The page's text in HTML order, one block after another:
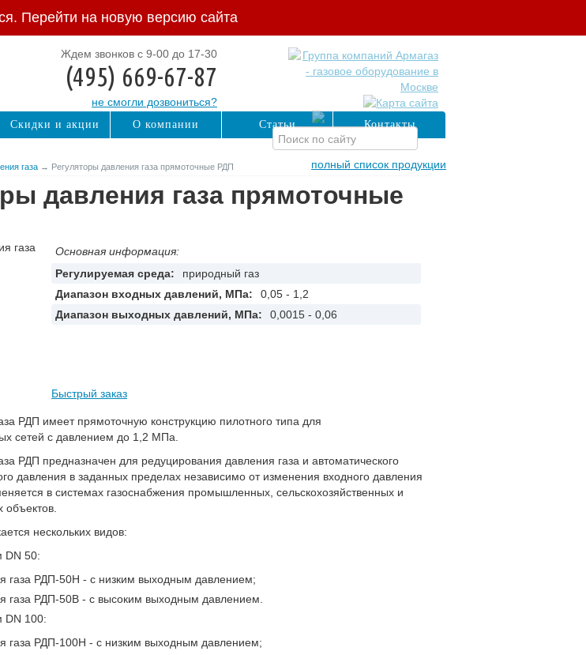
Перейти на новую версию сайта
газа → Регуляторы давления газа прямоточные РДП
давления газа прямоточные
Основная информация:
Регулируемая среда:
природный газ
Диапазон входных давлений, МПа:
0,05 - 1,2
Диапазон выходных давлений, МПа:
0,0015 - 0,06
Быстрый заказ
РДП имеет прямоточную конструкцию пилотного типа для
сетей с давлением до 1,2 МПа.
РДП предназначен для редуцирования давления газа и автоматического
давления в заданных пределах независимо от изменения входного давления
в системах газоснабжения промышленных, сельскохозяйственных и
нескольких видов:
DN 50:
газа РДП-50Н - с низким выходным давлением;
газа РДП-50В - с высоким выходным давлением.
DN 100:
газа РДП-100Н - с низким выходным давлением;
Ждем звонков с 9-00 до 17-30
(495) 669-67-87
не смогли дозвониться?
полный список продукции
Скидки и акции О компании Статьи Контакты